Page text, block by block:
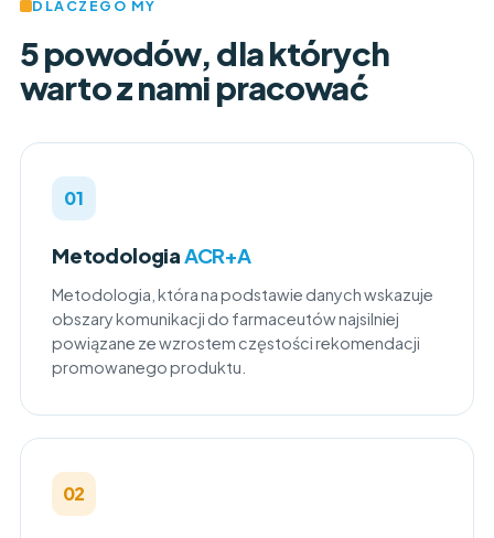
DLACZEGO MY
5 powodów, dla których
warto z nami pracować
01
MetodologiaACR+A
Metodologia, która na podstawie danych wskazuje
obszary komunikacji do farmaceutów najsilniej
powiązane ze wzrostem częstości rekomendacji
promowanego produktu.
02